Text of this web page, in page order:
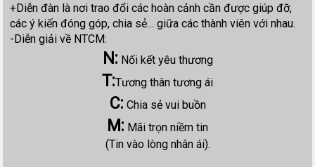
+Diễn đàn là nơi trao đổi các hoàn cảnh cần được giúp đỡ,
các ý kiến đóng góp, chia sẻ… giữa các thành viên với nhau.
-Diễn giải về NTCM:
N: Nối kết yêu thương
T:Tương thân tương ái
C: Chia sẻ vui buồn
M: Mãi trọn niềm tin
(Tin vào lòng nhân ái).